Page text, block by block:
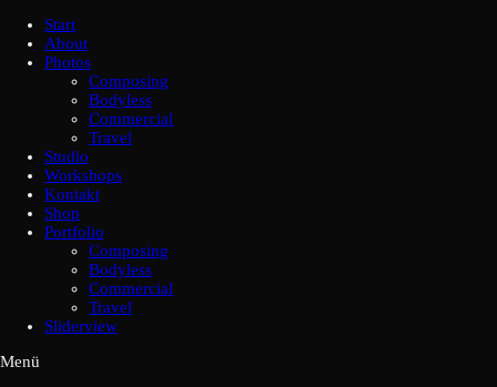
Start
About
Photos
Composing
Bodyless
Commercial
Travel
Studio
Workshops
Kontakt
Shop
Portfolio
Composing
Bodyless
Commercial
Travel
Sliderview
Menü